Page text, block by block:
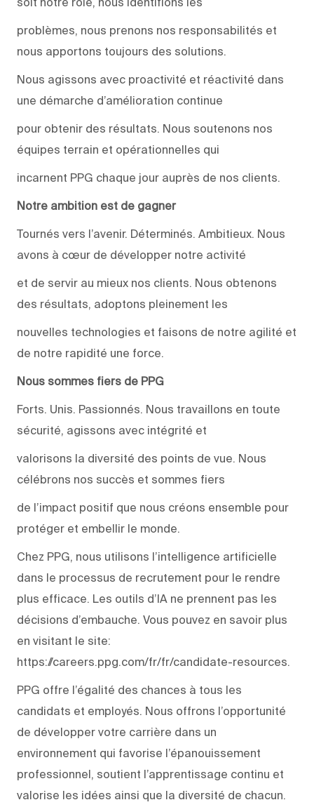
problèmes, nous prenons nos responsabilités et
nous apportons toujours des solutions.
Nous agissons avec proactivité et réactivité dans
une démarche d’amélioration continue
pour obtenir des résultats. Nous soutenons nos
équipes terrain et opérationnelles qui
incarnent PPG chaque jour auprès de nos clients.
Notre ambition est de gagner
Tournés vers l’avenir. Déterminés. Ambitieux. Nous
avons à cœur de développer notre activité
et de servir au mieux nos clients. Nous obtenons
des résultats, adoptons pleinement les
nouvelles technologies et faisons de notre agilité et
de notre rapidité une force.
Nous sommes fiers de PPG
Forts. Unis. Passionnés. Nous travaillons en toute
sécurité, agissons avec intégrité et
valorisons la diversité des points de vue. Nous
célébrons nos succès et sommes fiers
de l’impact positif que nous créons ensemble pour
protéger et embellir le monde.
Chez PPG, nous utilisons l’intelligence artificielle
dans le processus de recrutement pour le rendre
plus efficace. Les outils d’IA ne prennent pas les
décisions d’embauche. Vous pouvez en savoir plus
en visitant le site:
https://careers.ppg.com/fr/fr/candidate-resources.
PPG offre l’égalité des chances à tous les
candidats et employés. Nous offrons l’opportunité
de développer votre carrière dans un
environnement qui favorise l’épanouissement
professionnel, soutient l’apprentissage continu et
valorise les idées ainsi que la diversité de chacun.